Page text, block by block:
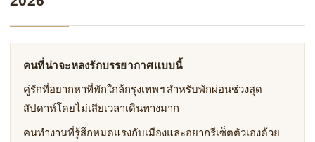
คนที่น่าจะหลงรักบรรยากาศแบบนี้
คู่รักที่อยากหาที่พักใกล้กรุงเทพฯ สำหรับพักผ่อนช่วงสุด
สัปดาห์โดยไม่เสียเวลาเดินทางมาก
คนทำงานที่รู้สึกหมดแรงกับเมืองและอยากรีเซ็ตตัวเองด้วย